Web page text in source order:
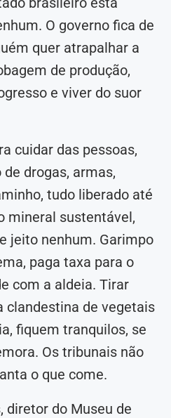
O governo fica de
quer atrapalhar a
de produção,
e viver do suor
cuidar das pessoas,
drogas, armas,
tudo liberado até
mineral sustentável,
jeito nenhum. Garimpo
paga taxa para o
com a aldeia. Tirar
clandestina de vegetais
fiquem tranquilos, se
Os tribunais não
o que come.
diretor do Museu de